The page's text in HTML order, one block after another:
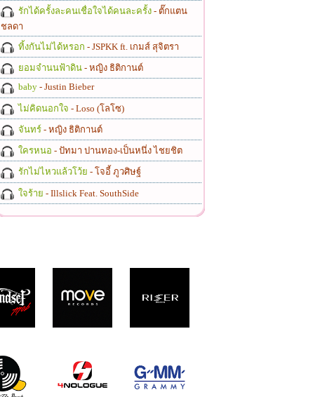
รักได้ครั้งละคนเชื่อใจได้คนละครั้ง - ตั๊กแตน
ชลดา
ทิ้งกันไม่ได้หรอก - JSPKK ft. เกมส์ สุจิตรา
ยอมจำนนฟ้าดิน - หญิง ธิติกานต์
baby - Justin Bieber
ไม่คิดนอกใจ - Loso (โลโซ)
จันทร์ - หญิง ธิติกานต์
ใครหนอ - ปัทมา ปานทอง-เป็นหนึ่ง ไชยชิต
รักไม่ไหวแล้วโว้ย - โจอี้ ภูวศิษฐ์
ใจร้าย - Illslick Feat. SouthSide